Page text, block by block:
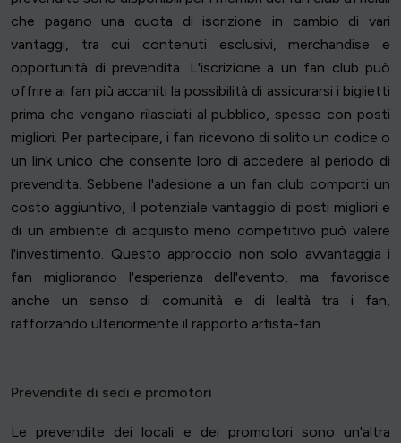
che pagano una quota di iscrizione in cambio di vari
vantaggi, tra cui contenuti esclusivi, merchandise e
opportunità di prevendita. L'iscrizione a un fan club può
offrire ai fan più accaniti la possibilità di assicurarsi i biglietti
prima che vengano rilasciati al pubblico, spesso con posti
migliori. Per partecipare, i fan ricevono di solito un codice o
un link unico che consente loro di accedere al periodo di
prevendita. Sebbene l'adesione a un fan club comporti un
costo aggiuntivo, il potenziale vantaggio di posti migliori e
di un ambiente di acquisto meno competitivo può valere
l'investimento. Questo approccio non solo avvantaggia i
fan migliorando l'esperienza dell'evento, ma favorisce
anche un senso di comunità e di lealtà tra i fan,
rafforzando ulteriormente il rapporto artista-fan.
Prevendite di sedi e promotori
Le prevendite dei locali e dei promotori sono un'altra